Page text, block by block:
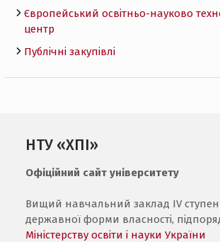
Європейський освітньо-науково
центр
Публічні закупівлі
НТУ «ХПІ»
Офіційний сайт університету
Вищий навчальний заклад IV
державної форми власності,
Міністерству освіти і науки України